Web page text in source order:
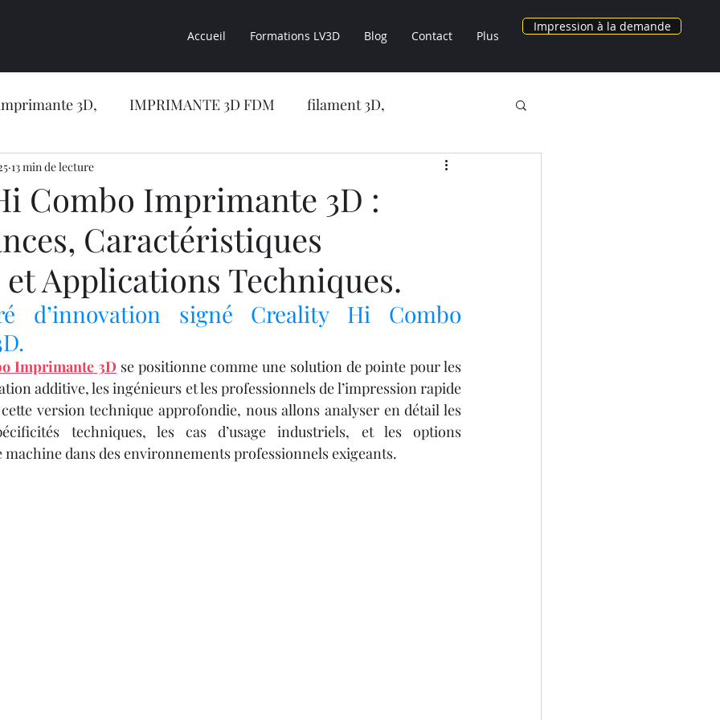
Accueil Formations LV3D Blog Contact Plus
Impression à la demande
3D, IMPRIMANTE 3D FDM filament 3D,
3D CONSEILS LV3D NOS OBJETS 3D
LV3D Formation en ligne NOUVEAU CHEZ LV3D
3D RESINE OBJET 3D LES RESINES 3D
3D IMPRIMANTE 3D PROFESSIONNELLE
Impression à la Demande SCANNER 3D SCANNER 3D
Combo Imprimante 3D :
Caractéristiques
et Applications Techniques.
13 min de lecture
d’innovation signé Creality Hi Combo
Imprimante 3D se positionne comme une solution de pointe pour les
additive, les ingénieurs et les professionnels de l’impression rapide
version technique approfondie, nous allons analyser en détail les
techniques, les cas d’usage industriels, et les options
machine dans des environnements professionnels exigeants.